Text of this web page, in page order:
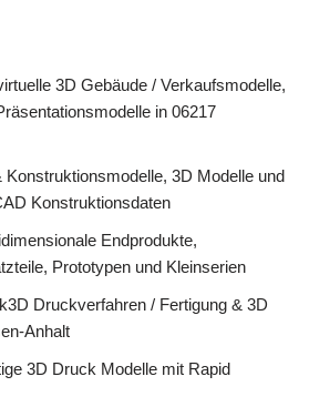
3D Gebäude / Verkaufsmodelle,
in 06217
3D Modelle und
Konstruktionsdaten
Endprodukte,
Prototypen und Kleinserien
Druckverfahren / Fertigung & 3D
Anhalt
3D Druck Modelle mit Rapid